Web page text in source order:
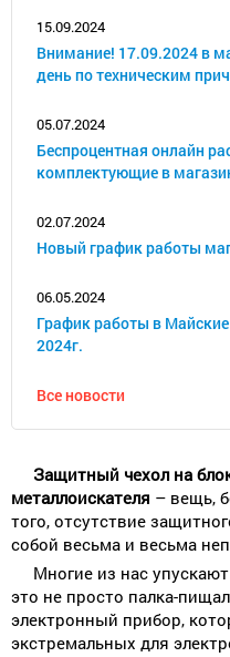
15.09.2024
Внимание! 17.09.2024 в
день по техническим
05.07.2024
Беспроцентная онлайн
комплектующие в
02.07.2024
Новый график работы
06.05.2024
График работы в
2024г.
Все новости
Защитный чехол на
металлоискателя – вещь,
того, отсутствие
собой весьма и весьма
Многие из нас
это не просто палка-
электронный прибор,
экстремальных для